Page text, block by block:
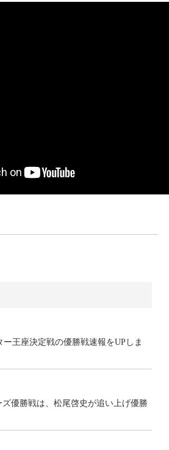
ー王座決定戦の優勝戦速報をUPしま
ズ優勝戦は、松尾啓史が追い上げ優勝